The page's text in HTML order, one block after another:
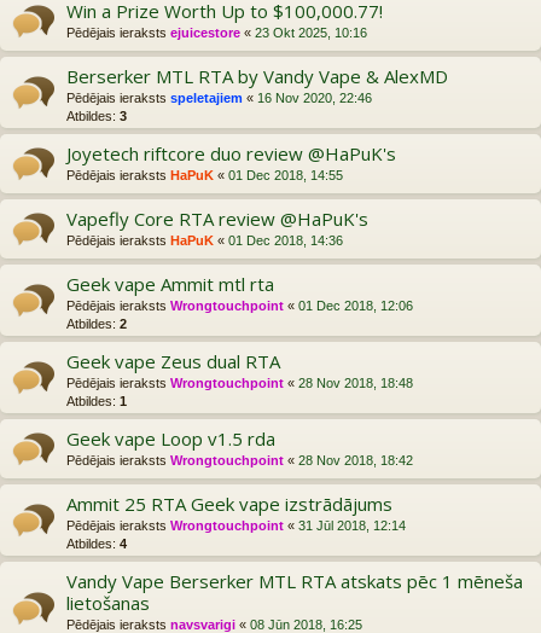
Win a Prize Worth Up to $100,000.77!
Pēdējais ieraksts ejuicestore « 23 Okt 2025, 10:16
Berserker MTL RTA by Vandy Vape & AlexMD
Pēdējais ieraksts speletajiem « 16 Nov 2020, 22:46
Atbildes: 3
Joyetech riftcore duo review @HaPuK's
Pēdējais ieraksts HaPuK « 01 Dec 2018, 14:55
Vapefly Core RTA review @HaPuK's
Pēdējais ieraksts HaPuK « 01 Dec 2018, 14:36
Geek vape Ammit mtl rta
Pēdējais ieraksts Wrongtouchpoint « 01 Dec 2018, 12:06
Atbildes: 2
Geek vape Zeus dual RTA
Pēdējais ieraksts Wrongtouchpoint « 28 Nov 2018, 18:48
Atbildes: 1
Geek vape Loop v1.5 rda
Pēdējais ieraksts Wrongtouchpoint « 28 Nov 2018, 18:42
Ammit 25 RTA Geek vape izstrādājums
Pēdējais ieraksts Wrongtouchpoint « 31 Jūl 2018, 12:14
Atbildes: 4
Vandy Vape Berserker MTL RTA atskats pēc 1 mēneša
lietošanas
Pēdējais ieraksts navsvarigi « 08 Jūn 2018, 16:25